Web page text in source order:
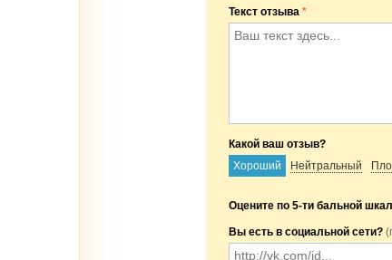
Текст отзыва *
Какой ваш отзыв?
Хороший
Нейтральный
Оцените по 5-ти бальной
Вы есть в социальной сети?